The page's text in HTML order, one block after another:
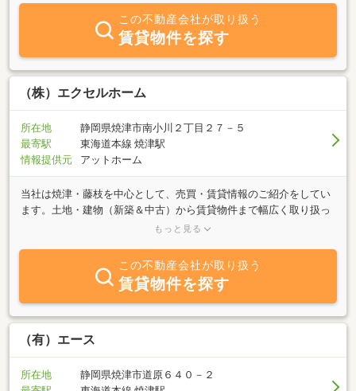
いがあります。それらすべてを考慮し、いかにスムーズに且つご満
足いただけるかを考慮し、不動産業に取り組んでおります。私自
身、会社員時代を含めると２０年以上この不動産業界に携わってお
りますので、その経験や知識、ネットワークを生かし、様々な不動
産に関するお悩み事・お困りごとを解決いたします。最後になりま
すが、いつも支えてくださるお客様や関連業者様にはこの場を借り
この不動産会社が取り扱う
賃貸物件を探す
（株）エクセルホーム
所在地
静岡県焼津市南小川２丁目２７－５
最寄駅
東海道本線 焼津駅
情報提供元
アットホーム
当社は焼津・藤枝を中心として、売買・賃貸情報のご紹介をしてい
ます。土地・建物（新築＆中古）から賃貸物件まで幅広く取り扱っ
ております。経験豊富なスタッフが親身になって対応いたしますの
もっと見る
この不動産会社が取り扱う
賃貸物件を探す
（有）エース
所在地
静岡県焼津市道原６４０－２